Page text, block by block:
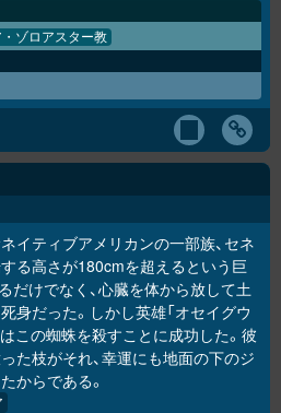
ゾロアスター教
イティブアメリカンの一部族、セネ
る高さが180cmを超えるという巨
だけでなく、心臓を体から放して土
身だった。しかし英雄「オセイグウ
はこの蜘蛛を殺すことに成功した。彼
た枝がそれ、幸運にも地面の下のジ
からである。